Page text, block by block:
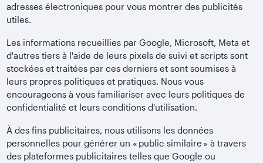
adresses électroniques pour vous montrer des publicités
utiles.
Les informations recueillies par Google, Microsoft, Meta et
d'autres tiers à l'aide de leurs pixels de suivi et scripts sont
stockées et traitées par ces derniers et sont soumises à
leurs propres politiques et pratiques. Nous vous
encourageons à vous familiariser avec leurs politiques de
confidentialité et leurs conditions d'utilisation.
À des fins publicitaires, nous utilisons les données
personnelles pour générer un « public similaire » à travers
des plateformes publicitaires telles que Google ou